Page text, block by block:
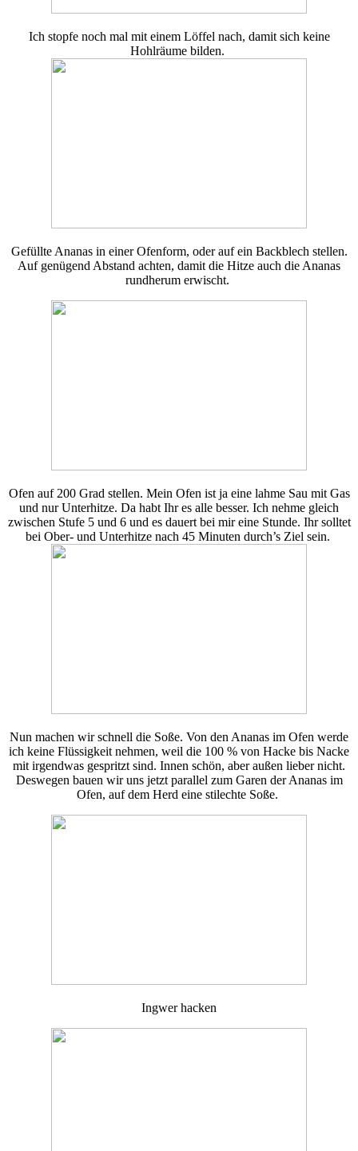
Ich stopfe noch mal mit einem Löffel nach, damit sich keine
Hohlräume bilden.
Gefüllte Ananas in einer Ofenform, oder auf ein Backblech stellen.
Auf genügend Abstand achten, damit die Hitze auch die Ananas
rundherum erwischt.
Ofen auf 200 Grad stellen. Mein Ofen ist ja eine lahme Sau mit Gas
und nur Unterhitze. Da habt Ihr es alle besser. Ich nehme gleich
zwischen Stufe 5 und 6 und es dauert bei mir eine Stunde. Ihr solltet
bei Ober- und Unterhitze nach 45 Minuten durch’s Ziel sein.
Nun machen wir schnell die Soße. Von den Ananas im Ofen werde
ich keine Flüssigkeit nehmen, weil die 100 % von Hacke bis Nacke
mit irgendwas gespritzt sind. Innen schön, aber außen lieber nicht.
Deswegen bauen wir uns jetzt parallel zum Garen der Ananas im
Ofen, auf dem Herd eine stilechte Soße.
Ingwer hacken